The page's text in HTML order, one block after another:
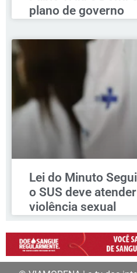
plano de governo
Lei do Minuto
o SUS deve
violência sexual